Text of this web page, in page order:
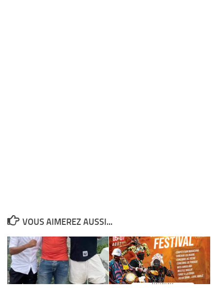
VOUS AIMEREZ AUSSI...